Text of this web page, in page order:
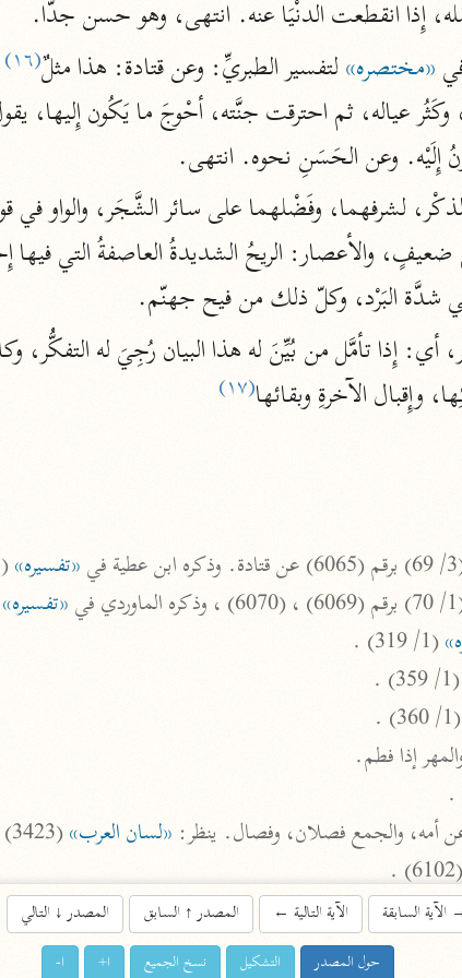
الزمخشري (٥٣٨ هـ)
نحو ٨ مجلدات
اشترك لتصلك أخبار مشاريعنا
اشترك
أندرويد
أيفون
تطوير
رعاية
إِذا انقطعت الدنْيَا عنه. انتهى، وهو حسن جدّا.
«مختصره» لتفسير الطبريِّ: وعن قتادة: هذا مثلٌ(١٦)
إِلَيْه. وعن الحَسَنِ نحوه. انتهى.
شدَّة البَرْد، وكلّ ذلك من فيح جهنّم.
وإِقبال الآخرةِ وبقائها(١٧)
ابن عطية في «تفسيره» (1/ 358) .
الماوردي في «تفسيره»
(1/ 319) .
(1/ 359) .
(1/ 360) .
إذا فطم.
أمه، والجمع فصلان، وفصال. ينظر: «لسان العرب» (3423) .
(1/ 77) برقم (6102) .
«تفسيره» (1/ 75) برقم (6093) ، وذكره البغوي في
الآية السابقة الآية التالية ← المصدر↑السابق المصدر↓التالي
حول المصدر التشكيل نسخ الجميع ا+ ا-